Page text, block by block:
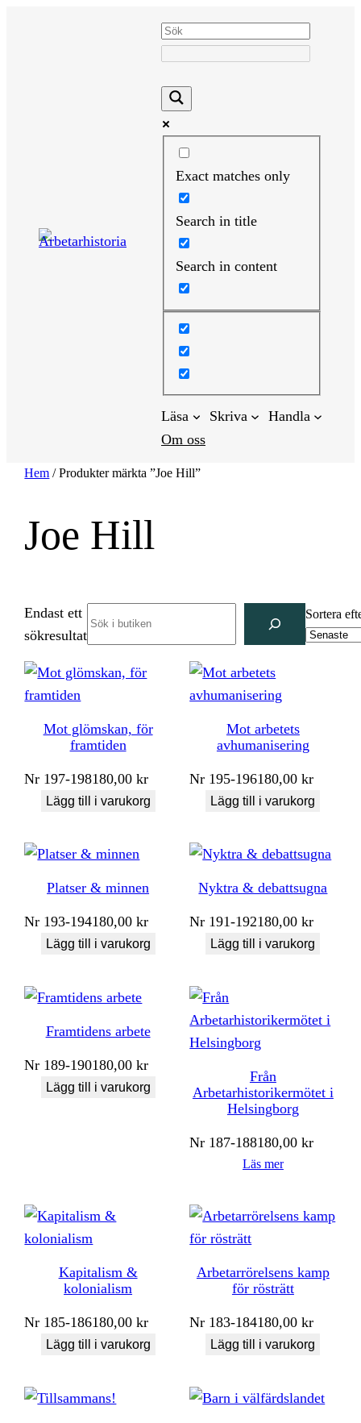
Exact matches only
Search in title
Search in content
Läsa Skriva
Handla
Om oss
Hem / Produkter märkta ”Joe Hill”
Joe Hill
Endast ett
sökresultat
Sortera
Mot glömskan, för
framtiden
Nr 197-198180,00kr
Lägg till i varukorg
Mot arbetets
avhumanisering
Nr 195-196180,00kr
Lägg till i varukorg
Platser & minnen
Nr 193-194180,00kr
Lägg till i varukorg
Nyktra & debattsugna
Nr 191-192180,00kr
Lägg till i varukorg
Framtidens arbete
Nr 189-190180,00kr
Lägg till i varukorg
Från
Arbetarhistorikermötet i
Helsingborg
Nr 187-188180,00kr
Läs mer
Kapitalism &
kolonialism
Nr 185-186180,00kr
Lägg till i varukorg
Arbetarrörelsens kamp
för rösträtt
Nr 183-184180,00kr
Lägg till i varukorg